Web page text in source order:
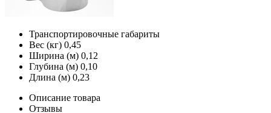
Транспортировочные габариты
Вес (кг) 0,45
Ширина (м) 0,12
Глубина (м) 0,10
Длина (м) 0,23
Описание товара
Отзывы